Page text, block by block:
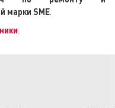
марки SME